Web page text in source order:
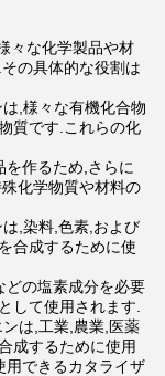
々な化学製品や材
の具体的な役割は
,様々な有機化合物
質です.これらの化
を作るため,さらに
化学物質や材料の
,染料,色素,および
合成するために使
どの塩素成分を必要
して使用されます.
は,工業,農業,医薬
成するために使用
用できるカタライザ